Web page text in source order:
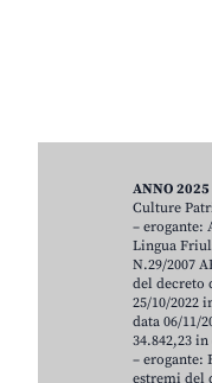
ANNO 2025
Culture
– erogante:
Lingua
N.29/2007
del decreto
25/10/2022
data 06/11/
34.842,23 in
– erogante:
estremi del